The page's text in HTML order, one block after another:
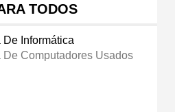
TODOS
De Informática
De Computadores Usados